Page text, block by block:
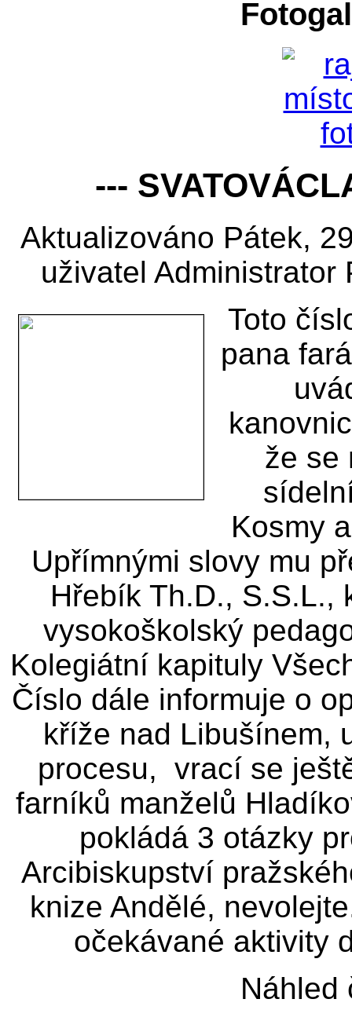
---
Aktualizováno Pátek,
uživatel Administrator
Toto
pana
že se
Kosmy
Upřímnými slovy mu
Hřebík Th.D., S.S.L.,
vysokoškolský
Kolegiátní kapituly
Číslo dále informuje o
kříže nad Libušínem,
procesu, vrací se
farníků manželů
pokládá 3 otázky
Arcibiskupství
knize Andělé,
očekávané aktivity